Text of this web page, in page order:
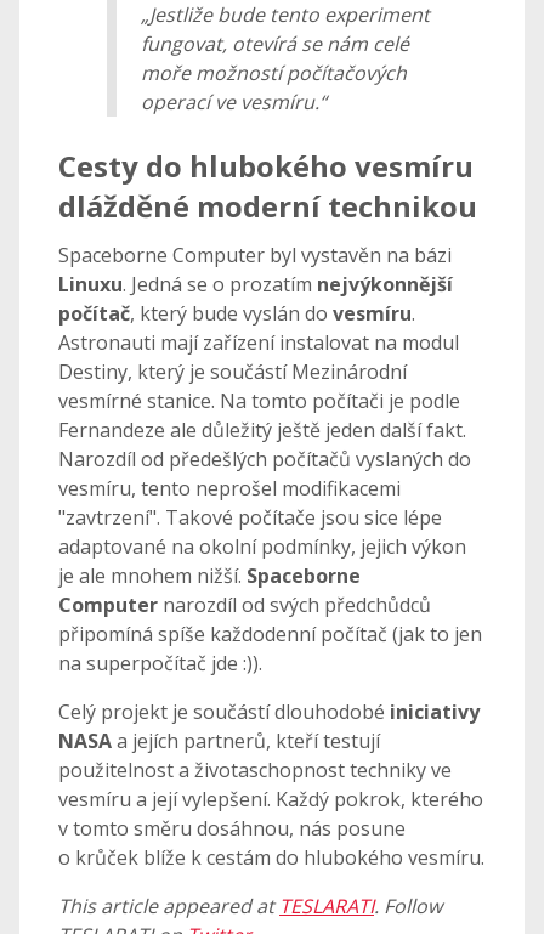
„Jestliže bude tento experiment
fungovat, otevírá se nám celé
moře možností počítačových
operací ve vesmíru.“
Cesty do hlubokého vesmíru
dlážděné moderní technikou
Spaceborne Computer byl vystavěn na bázi
Linuxu. Jedná se o prozatím nejvýkonnější
počítač, který bude vyslán do vesmíru.
Astronauti mají zařízení instalovat na modul
Destiny, který je součástí Mezinárodní
vesmírné stanice. Na tomto počítači je podle
Fernandeze ale důležitý ještě jeden další fakt.
Narozdíl od předešlých počítačů vyslaných do
vesmíru, tento neprošel modifikacemi
"zavtrzení". Takové počítače jsou sice lépe
adaptované na okolní podmínky, jejich výkon
je ale mnohem nižší. Spaceborne
Computer narozdíl od svých předchůdců
připomíná spíše každodenní počítač (jak to jen
na superpočítač jde :)).
Celý projekt je součástí dlouhodobé iniciativy
NASAa jejích partnerů, kteří testují
použitelnost a životaschopnost techniky ve
vesmíru a její vylepšení. Každý pokrok, kterého
v tomto směru dosáhnou, nás posune
o krůček blíže k cestám do hlubokého vesmíru.
This article appeared atTESLARATI. Follow